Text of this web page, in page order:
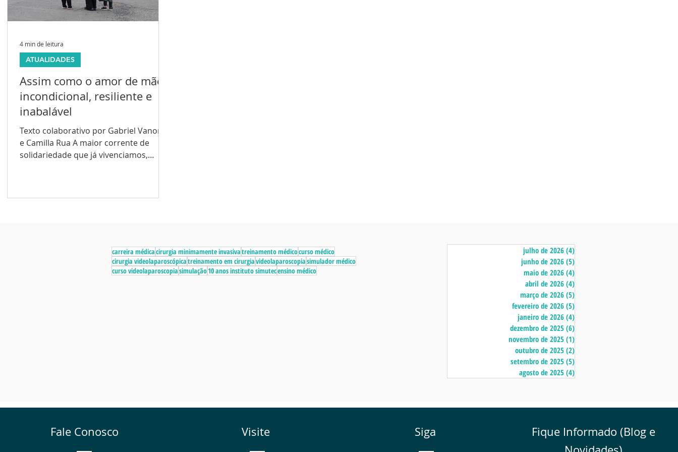
Assim como o amor de mãe:
incondicional, resiliente e
inabalável
Texto colaborativo por Gabriel Vanoni
e Camilla Rua A maior corrente de
solidariedade que já vivenciamos,
ATUALIDADES
4 min de leitura
carreira médicacirurgia minimamente invasivatreinamento médicocurso médico
cirurgia videolaparoscópicatreinamento em cirurgiavideolaparoscopiasimulador médico
curso videolaparoscopiasimulação10 anos instituto simutecensino médico
julho de 2026 (4)
junho de 2026 (5)
maio de 2026 (4)
abril de 2026 (4)
março de 2026 (5)
fevereiro de 2026 (5)
janeiro de 2026 (4)
dezembro de 2025 (6)
novembro de 2025 (1)
outubro de 2025 (2)
setembro de 2025 (5)
agosto de 2025 (4)
Fale Conosco Visite Siga
Fique Informado (Blog e